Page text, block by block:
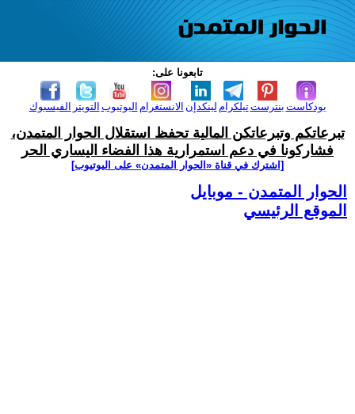
تابعونا على:
الفيسبوك التويتر اليوتيوب الانستغرام لينكدإن تيلكرامبنترست بودكاست
تبرعاتكم وتبرعاتكن المالية تحفظ استقلال الحوار المتمدن،
فشاركونا في دعم استمرارية هذا الفضاء اليساري الحر
[اشترك في قناة ‫«الحوار المتمدن» على اليوتيوب]
الحوار المتمدن - موبايل
الموقع الرئيسي